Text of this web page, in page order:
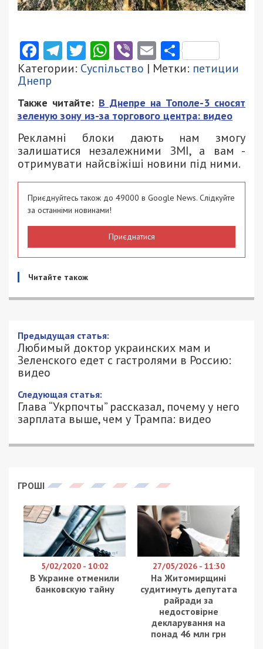
Facebook
Telegram
Twitter
WhatsApp
ViberEmail
Категории: Суспільство | Метки: петиции
Днепр
Также читайте: В Днепре на Тополе-3 сносят
зеленую зону из-за торгового центра: видео
Рекламні блоки дають нам змогу
залишатися незалежними ЗМІ, а вам -
отримувати найсвіжіші новини під ними.
Приєднуйтесь також до 49000 в Google News. Слідкуйте
за останніми новинами!
Приєднатися
Читайте також
Любимый доктор украинских мам и
Зеленского едет с гастролями в
Россию: видео
3/02/2020 - 11:47
ИВАН ДУЗЬ - СПЕЦИАЛЬНО ДЛЯ
49000.COM.UA
4770
Известный украинский педиатр Евгений
Зеленского, заявил о платных семинарах в
года. Об этом сам доктор написал в
социальной
сети Facebook.
В видеообращении он подчеркнул, что
выступления запланированы в Новосибирске,
Иркутске, Якутске, Екатеринбурге и Уфе в период
15-21 апреля 2020 года.
Будем обсуждать самые острые и актуальные вопросы:
здоровье ребенка и взаимоотношения между
родителями. Мы поговорим о развитии, и об уходе за
ребенком в течение первого года жизни, и о